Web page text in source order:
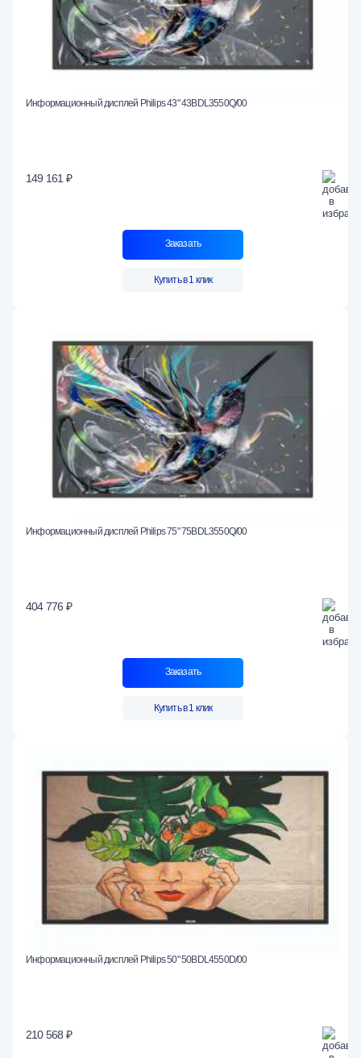
Информационный дисплей Philips 43" 43BDL3550Q/00
149 161 ₽
Заказать
Купить в 1 клик
Информационный дисплей Philips 75" 75BDL3550Q/00
404 776 ₽
Заказать
Купить в 1 клик
Информационный дисплей Philips 50" 50BDL4550D/00
210 568 ₽